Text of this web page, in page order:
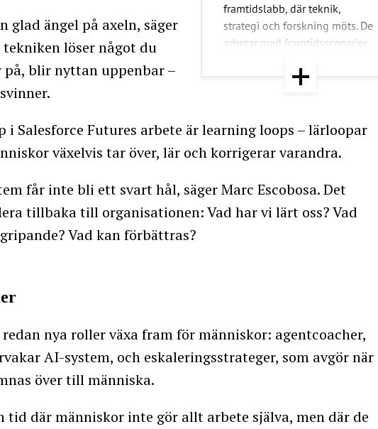
framtidslabb, där teknik,
strategi och forskning möts. De
arbetar med framtidsscenarier,
prototyper för att stödja ledare i
publicerar Do Futures Magazine
och samarbetar med universitet,
startupnätverk och tekniklab
glad ängel på axeln, säger
tekniken löser något du
blir nyttan uppenbar –
i Salesforce Futures arbete är learning loops – lärloopar
växelvis tar över, lär och korrigerar varandra.
får inte bli ett svart hål, säger Marc Escobosa. Det
tillbaka till organisationen: Vad har vi lärt oss? Vad
Vad kan förbättras?
nya roller växa fram för människor: agentcoacher,
AI-system, och eskaleringsstrateger, som avgör när
över till människa.
tid där människor inte gör allt arbete själva, men där de